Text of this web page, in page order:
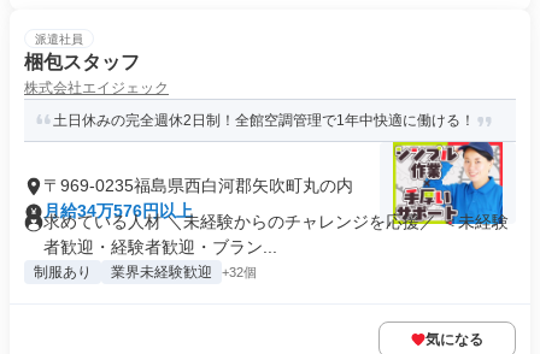
派遣社員
梱包スタッフ
株式会社エイジェック
土日休みの完全週休2日制！全館空調管理で1年中快適に働ける！
〒969-0235福島県西白河郡矢吹町丸の内
月給34万576円以上
求めている人材 ＼未経験からのチャレンジを応援／ ＜未経験
者歓迎・経験者歓迎・ブラン...
制服あり 業界未経験歓迎 +32個
気になる